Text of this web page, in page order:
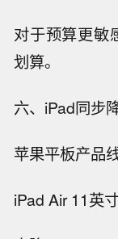
对于预算更敏
划算。
六、iPad同步
苹果平板产品
iPad Air 11英